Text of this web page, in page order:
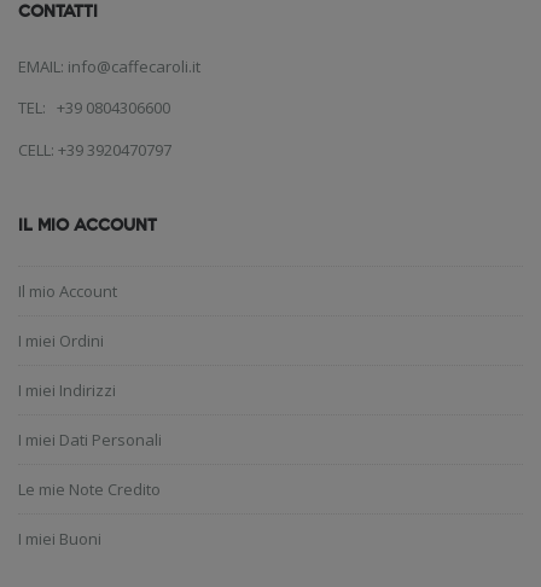
CONTATTI
EMAIL: info@caffecaroli.it
TEL: +39 0804306600
CELL: +39 3920470797
IL MIO ACCOUNT
Il mio Account
I miei Ordini
I miei Indirizzi
I miei Dati Personali
Le mie Note Credito
I miei Buoni